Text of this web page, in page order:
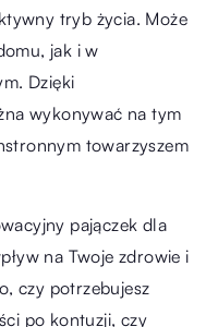
tryb życia. Może
jak i w
Dzięki
wykonywać na tym
towarzyszem
pajączek dla
na Twoje zdrowie i
czy potrzebujesz
po kontuzji, czy